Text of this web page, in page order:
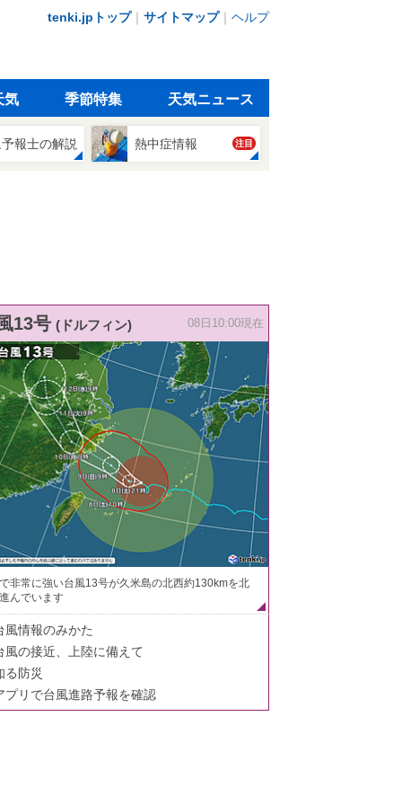
tenki.jpトップ｜ サイトマップ｜ ヘルプ
気 季節特集 天気ニュース
報士の解説 熱中症情報 注目
13号 (ドルフィン) 08日10:00現在
非常に強い台風13号が久米島の北西約130kmを北
んでいます
風情報のみかた
風の接近、上陸に備えて
る防災
プリで台風進路予報を確認